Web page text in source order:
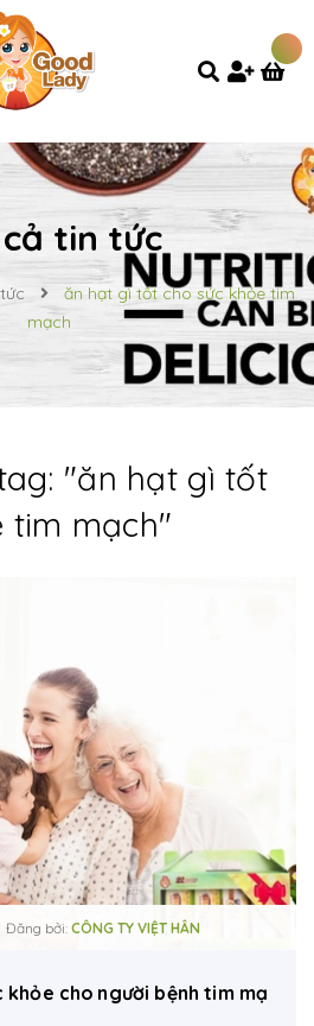
tin tức
ăn hạt gì tốt cho sức khỏe tim
mạch
"ăn hạt gì tốt
tim mạch"
Đăng bởi: CÔNG TY VIỆT HÂN
cho người bệnh tim mạch